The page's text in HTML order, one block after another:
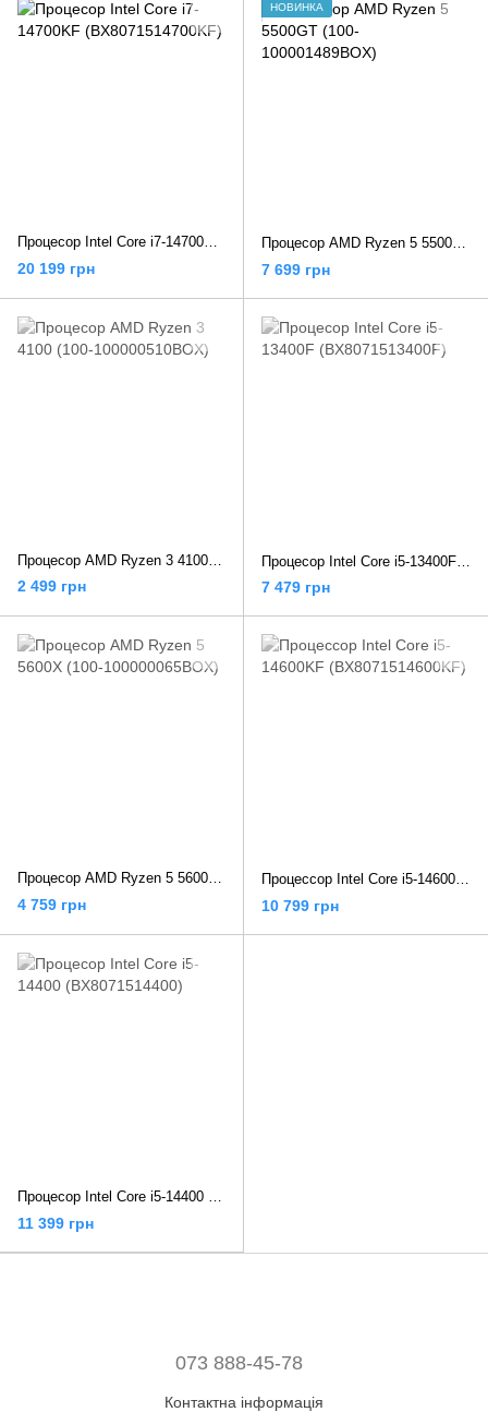
Процесор Intel Core i7-14700KF (BX8071514700KF)
20 199 грн
НОВИНКА
Процесор AMD Ryzen 5 5500GT (100-100001489BOX)
7 699 грн
2 499 грн 7 479 грн
Процесор AMD Ryzen 5 5600X (100-100000065BOX)
4 759 грн
Процессор Intel Core i5-14600KF (BX8071514600KF)
10 799 грн
11 399 грн
073 888-45-78
Контактна інформація